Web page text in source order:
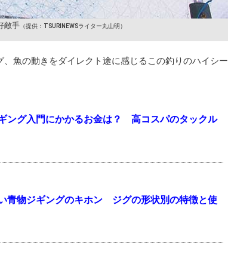
敵手（提供：TSURINEWSライター丸山明）
魚の動きをダイレクト途に感じるこの釣りのハイシー
ング入門にかかるお金は？ 高コスパのタックル
青物ジギングのキホン ジグの形状別の特徴と使